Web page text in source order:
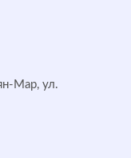
Мар, ул.